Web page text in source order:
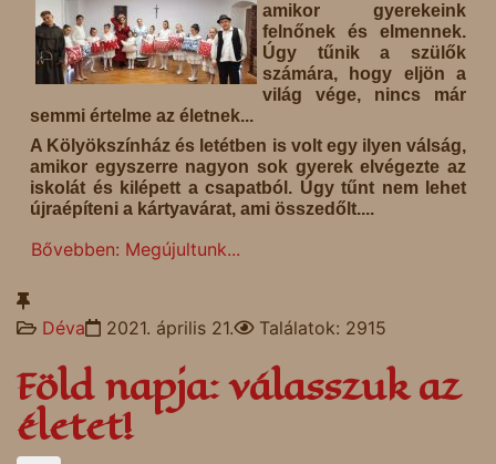
amikor gyerekeink
felnőnek és elmennek.
Úgy tűnik a szülők
számára, hogy eljön a
világ vége, nincs már
semmi értelme az életnek...
A Kölyökszínház és letétben is volt egy ilyen válság,
amikor egyszerre nagyon sok gyerek elvégezte az
iskolát és kilépett a csapatból. Úgy tűnt nem lehet
újraépíteni a kártyavárat, ami összedőlt....
Bővebben: Megújultunk...
Déva 2021. április 21. Találatok: 2915
Föld napja: válasszuk az
életet!